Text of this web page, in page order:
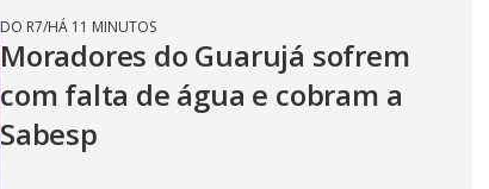
DO R7/HÁ 11 MINUTOS
Moradores do Guarujá sofrem
com falta de água e cobram a
Sabesp